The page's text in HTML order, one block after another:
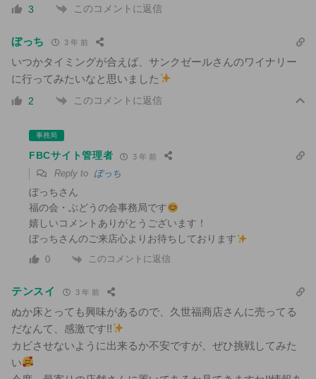
3 このコメントに返信
ぼっち 3 年 前
いつかタイミングが合えば、サンクゼールさんのワイナリー
に行ってみたいなと思いました
2 このコメントに返信
事務局
FBCサイト管理者 3 年 前
Reply to ぼっち
ぼっちさん
福の会・ぶどうの会事務局です
嬉しいコメントありがとうございます！
ぼっちさんのご来店心よりお待ちしております
0 このコメントに返信
テンスイ 3 年 前
ぬか床とっても興味があるので、久世福商店さんに売ってる
だなんて、感激です!!
カビさせないように出来るか不安ですが、ぜひ挑戦してみた
い